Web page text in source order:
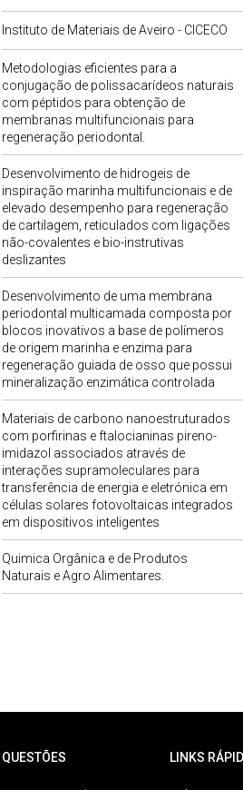
Instituto de Materiais de Aveiro - CICECO
Metodologias eficientes para a
conjugação de polissacarídeos naturais
com péptidos para obtenção de
membranas multifuncionais para
regeneração periodontal.
Desenvolvimento de hidrogeis de
inspiração marinha multifuncionais e de
elevado desempenho para regeneração
de cartilagem, reticulados com ligações
não-covalentes e bio-instrutivas
deslizantes
Desenvolvimento de uma membrana
periodontal multicamada composta por
blocos inovativos a base de polímeros
de origem marinha e enzima para
regeneração guiada de osso que possui
mineralização enzimática controlada
Materiais de carbono nanoestruturados
com porfirinas e ftalocianinas pireno-
imidazol associados através de
interações supramoleculares para
transferência de energia e eletrónica em
células solares fotovoltaicas integrados
em dispositivos inteligentes
Quimica Orgânica e de Produtos
Naturais e Agro Alimentares.
QUESTÕES LINKS